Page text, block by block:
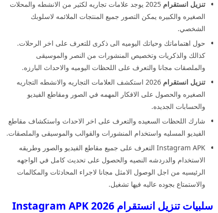
تنزيل انستقرام
2025 يوجد علامات تجاريه لكثير من الانشطه والمحلات
الصغيره والكبيره يمكن التصور جميع المنتجات الملائمه لاسلوبك
الشخصي.
حول اهتماماتك وحياتك اليوميه الى ذكرى للتعرف على اخر الرحلات.
كذالك والذكريات وتخصيص المنشورات من النصر والموسيقى
والملصقات مجانا والتعرف على اللحظات اليوميه والاحداث البارزه.
تنزيل انستقرام
2026 استكشف العلامات التجاريه والانشطه التجاريه
الصغيره والحصول على الافكار المهمه في الصور ومقاطع الفيديو
والحسابات الجديده.
شارك اللحظات السعيده والتعرف على اخر الاحداث واستكشاف مقاطع
الفيديو المسليه واستخدام المنشورات والقوالب والموسيقى والملصقات.
Instagram APK التعرف على جميع مقاطع الفيديو والصور وطريقه
الاستخدام والدردشه النصيه والحصول على تحديث كامل في الواجهه
الرئيسيه من اجل الوصول الامثل مجانا لاجراء المحادثات والمكالمات
والاستمتاع بجوده عاليه فيها تشغيل.
سلبيات تنزيل انستقرام 2026 Instagram APK